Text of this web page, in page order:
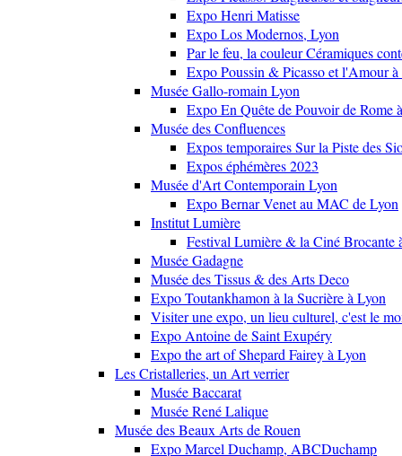
Expo Henri Matisse
Expo Los Modernos, Lyon
Par le feu, la couleur Céramiques
Expo Poussin & Picasso et l'Amour
Musée Gallo-romain Lyon
Expo En Quête de Pouvoir de Rome
Musée des Confluences
Expos temporaires Sur la Piste des
Expos éphémères 2023
Musée d'Art Contemporain Lyon
Expo Bernar Venet au MAC de Lyon
Institut Lumière
Festival Lumière & la Ciné Brocante
Musée Gadagne
Musée des Tissus & des Arts Deco
Expo Toutankhamon à la Sucrière à Lyon
Visiter une expo, un lieu culturel, c'est le
Expo Antoine de Saint Exupéry
Expo the art of Shepard Fairey à Lyon
Les Cristalleries, un Art verrier
Musée Baccarat
Musée René Lalique
Musée des Beaux Arts de Rouen
Expo Marcel Duchamp, ABCDuchamp